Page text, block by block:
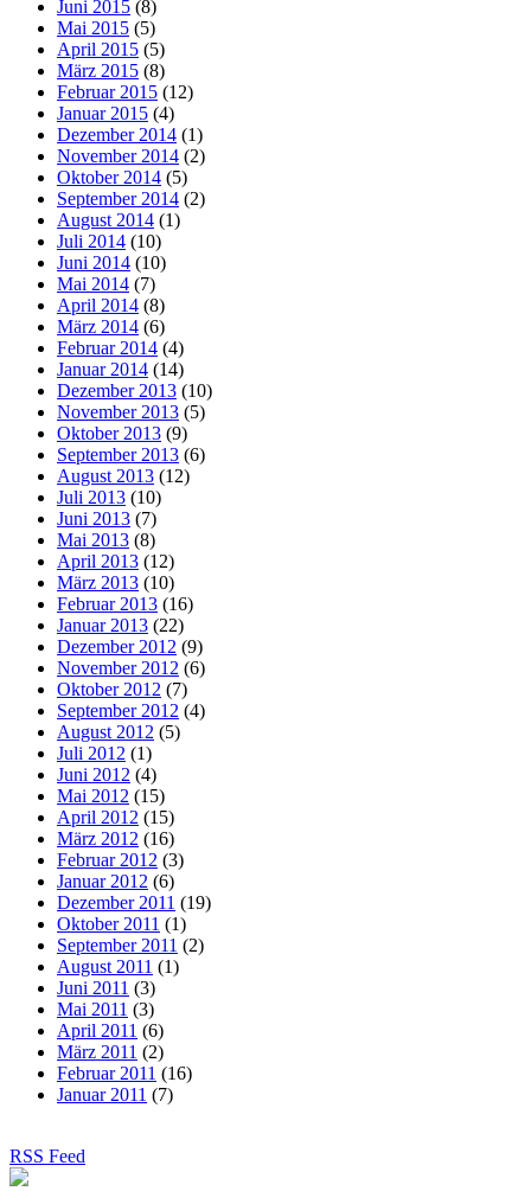
Juni 2015 (8)
Mai 2015 (5)
April 2015 (5)
März 2015 (8)
Februar 2015 (12)
Januar 2015 (4)
Dezember 2014 (1)
November 2014 (2)
Oktober 2014 (5)
September 2014 (2)
August 2014 (1)
Juli 2014 (10)
Juni 2014 (10)
Mai 2014 (7)
April 2014 (8)
März 2014 (6)
Februar 2014 (4)
Januar 2014 (14)
Dezember 2013 (10)
November 2013 (5)
Oktober 2013 (9)
September 2013 (6)
August 2013 (12)
Juli 2013 (10)
Juni 2013 (7)
Mai 2013 (8)
April 2013 (12)
März 2013 (10)
Februar 2013 (16)
Januar 2013 (22)
Dezember 2012 (9)
November 2012 (6)
Oktober 2012 (7)
September 2012 (4)
August 2012 (5)
Juli 2012 (1)
Juni 2012 (4)
Mai 2012 (15)
April 2012 (15)
März 2012 (16)
Februar 2012 (3)
Januar 2012 (6)
Dezember 2011 (19)
Oktober 2011 (1)
September 2011 (2)
August 2011 (1)
Juni 2011 (3)
Mai 2011 (3)
April 2011 (6)
März 2011 (2)
Februar 2011 (16)
Januar 2011 (7)
RSS Feed